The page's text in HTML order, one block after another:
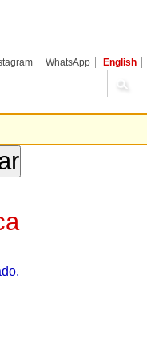
WhatsApp English